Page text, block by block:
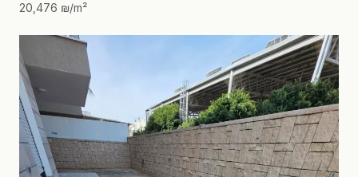
20,476 ₪/m²